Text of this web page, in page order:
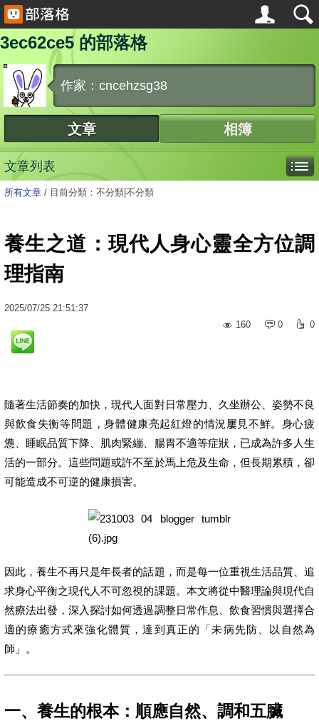
3ec62ce5 的部落格
作家：cncehzsg38
文章 相簿
文章列表
所有文章 / 目前分類：不分類|不分類
養生之道：現代人身心靈全方位調
理指南
2025/07/25 21:51:37
160
0 0
隨著生活節奏的加快，現代人面對日常壓力、久坐辦公、姿勢不良
與飲食失衡等問題，身體健康亮起紅燈的情況屢見不鮮。身心疲
憊、睡眠品質下降、肌肉緊繃、腸胃不適等症狀，已成為許多人生
活的一部分。這些問題或許不至於馬上危及生命，但長期累積，卻
可能造成不可逆的健康損害。
因此，養生不再只是年長者的話題，而是每一位重視生活品質、追
求身心平衡之現代人不可忽視的課題。本文將從中醫理論與現代自
然療法出發，深入探討如何透過調整日常作息、飲食習慣與選擇合
適的療癒方式來強化體質，達到真正的「未病先防、以自然為
師」。
一、養生的根本：順應自然、調和五臟